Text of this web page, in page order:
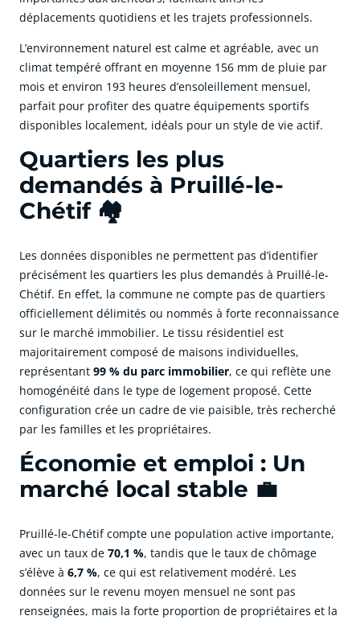
déplacements quotidiens et les trajets professionnels.
L’environnement naturel est calme et agréable, avec un
climat tempéré offrant en moyenne 156 mm de pluie par
mois et environ 193 heures d’ensoleillement mensuel,
parfait pour profiter des quatre équipements sportifs
disponibles localement, idéals pour un style de vie actif.
Quartiers les plus
demandés à Pruillé-le-
Chétif 🏘️
Les données disponibles ne permettent pas d’identifier
précisément les quartiers les plus demandés à Pruillé-le-
Chétif. En effet, la commune ne compte pas de quartiers
officiellement délimités ou nommés à forte reconnaissance
sur le marché immobilier. Le tissu résidentiel est
majoritairement composé de maisons individuelles,
représentant 99 % du parc immobilier, ce qui reflète une
homogénéité dans le type de logement proposé. Cette
configuration crée un cadre de vie paisible, très recherché
par les familles et les propriétaires.
Économie et emploi : Un
marché local stable 💼
Pruillé-le-Chétif compte une population active importante,
avec un taux de 70,1 %, tandis que le taux de chômage
s’élève à 6,7 %, ce qui est relativement modéré. Les
données sur le revenu moyen mensuel ne sont pas
renseignées, mais la forte proportion de propriétaires et la